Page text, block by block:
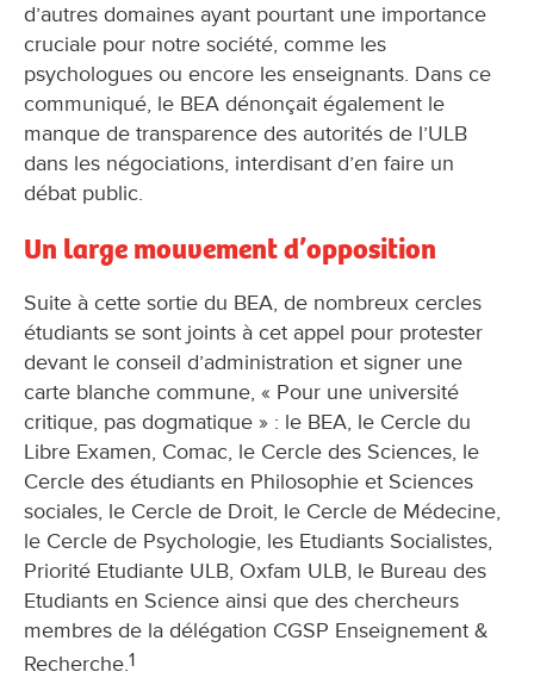
d’autres domaines ayant pourtant une importance
cruciale pour notre société, comme les
psychologues ou encore les enseignants. Dans ce
communiqué, le BEA dénonçait également le
manque de transparence des autorités de l’ULB
dans les négociations, interdisant d’en faire un
débat public.
Un large mouvement d’opposition
Suite à cette sortie du BEA, de nombreux cercles
étudiants se sont joints à cet appel pour protester
devant le conseil d’administration et signer une
carte blanche commune, « Pour une université
critique, pas dogmatique » : le BEA, le Cercle du
Libre Examen, Comac, le Cercle des Sciences, le
Cercle des étudiants en Philosophie et Sciences
sociales, le Cercle de Droit, le Cercle de Médecine,
le Cercle de Psychologie, les Etudiants Socialistes,
Priorité Etudiante ULB, Oxfam ULB, le Bureau des
Etudiants en Science ainsi que des chercheurs
membres de la délégation CGSP Enseignement &
Recherche.1